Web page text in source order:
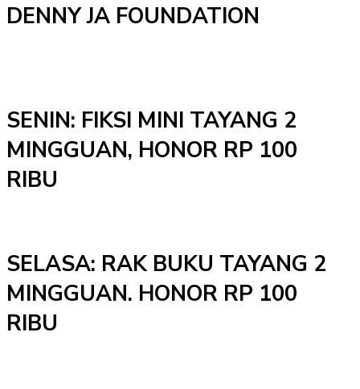
DENNY JA FOUNDATION
SENIN: FIKSI MINI TAYANG 2
MINGGUAN, HONOR RP 100
RIBU
SELASA: RAK BUKU TAYANG 2
MINGGUAN. HONOR RP 100
RIBU